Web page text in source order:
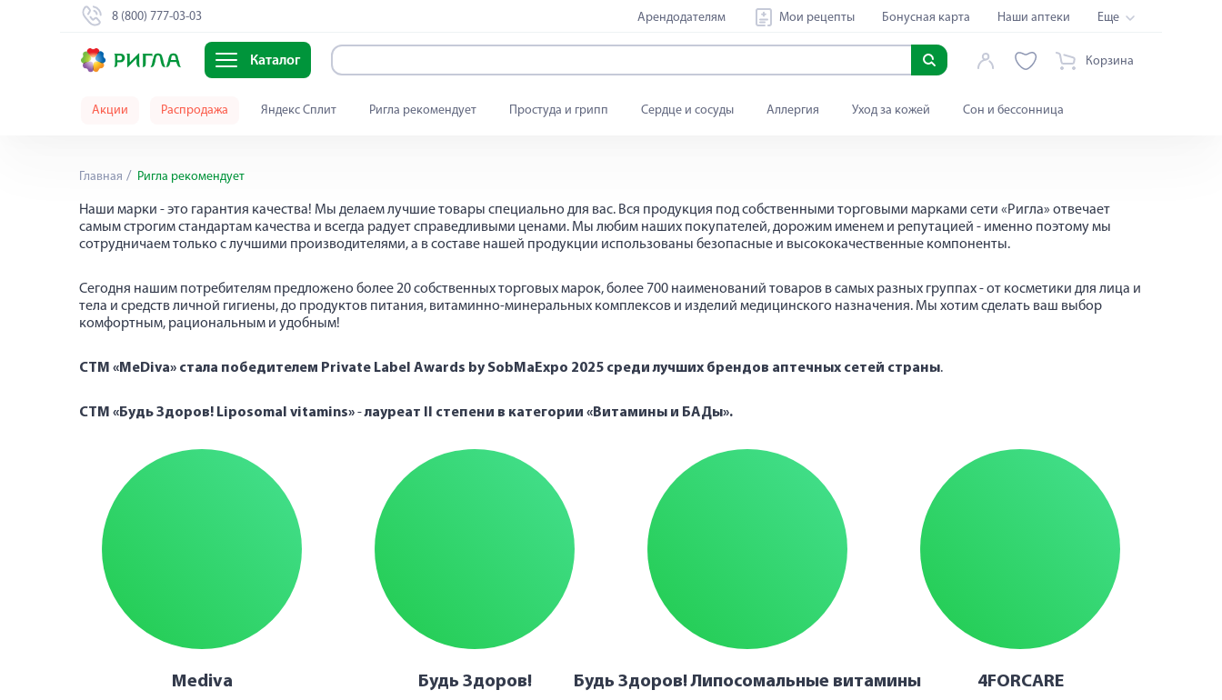
8 (800) 777-03-03 Арендодателям Мои рецепты Бонусная карта Наши аптеки Еще
Каталог Корзина
Акции Распродажа Яндекс Сплит Ригла рекомендует Простуда и грипп Сердце и сосуды Аллергия Уход за кожей Сон и бессонница
Ригла рекомендует
Главная Ригла рекомендует
Наши марки - это гарантия качества! Мы делаем лучшие товары специально для вас. Вся продукция под собственными торговыми марками сети «Ригла» отвечает
самым строгим стандартам качества и всегда радует справедливыми ценами. Мы любим наших покупателей, дорожим именем и репутацией - именно поэтому мы
сотрудничаем только с лучшими производителями, а в составе нашей продукции использованы безопасные и высококачественные компоненты.
Сегодня нашим потребителям предложено более 20 собственных торговых марок, более 700 наименований товаров в самых разных группах - от косметики для лица и
тела и средств личной гигиены, до продуктов питания, витаминно-минеральных комплексов и изделий медицинского назначения. Мы хотим сделать ваш выбор
комфортным, рациональным и удобным!
СТМ «MeDiva» стала победителем Private Label Awards by SobMaExpo 2025 среди лучших брендов аптечных сетей страны.
СТМ «Будь Здоров! Liposomal vitamins»-лауреат II степени в категории «Витамины и БАДы».
Mediva Будь Здоров! Будь Здоров! Липосомальные витамины 4FORCARE